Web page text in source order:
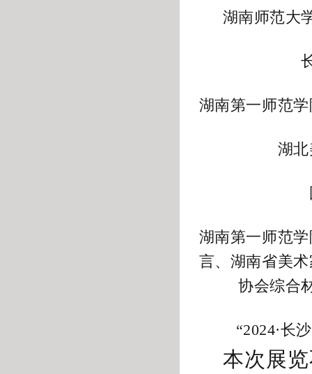
湖南师范大
湖南第一师范
湖
湖南第一师范
言、湖南省美
协会综合
“2024·长
本次展